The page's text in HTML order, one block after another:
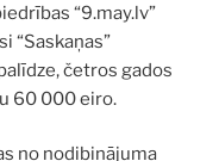
“9.may.lv”
“Saskaņas”
četros gados
60 000 eiro.
no nodibinājuma